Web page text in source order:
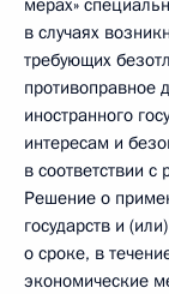
мерах»
в случаях
требующих
противоправное
иностранного
интересам и
в соответствии
Решение о
государств и
о сроке, в
экономические